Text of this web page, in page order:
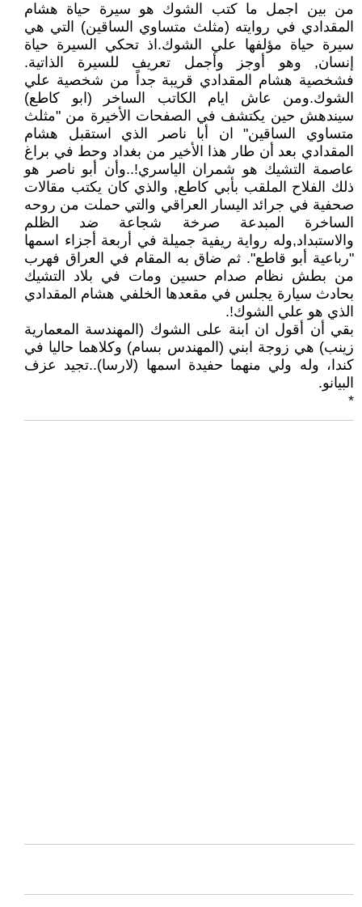
من بين اجمل ما كتب الشوك هو سيرة حياة هشام
المقدادي في روايته (مثلث متساوي الساقين) التي هي
سيرة حياة مؤلفها علي الشوك.اذ تحكي السيرة حياة
إنسان, وهو أوجز وأجمل تعريف للسيرة الذاتية.
فشخصية هشام المقدادي قريبة جداً من شخصية علي
الشوك.ومن عاش ايام الكاتب الساخر (ابو كاطع)
سيندهش حين يكتشف في الصفحات الأخيرة من "مثلث
متساوي الساقين" ان أبا ناصر الذي استقبل هشام
المقدادي بعد أن طار هذا الأخير من بغداد وحط في براغ
عاصمة التشيك هو شمران الياسري!..وأن أبو ناصر هو
ذلك الفلاح الملقب بأبي كاطع, والذي كان يكتب مقالات
صحفية في جرائد اليسار العراقي والتي حملت من روحه
الساخرة المبدعة صرخة شجاعة ضد الظلم
والاستبداد,وله رواية ريفية جميلة في أربعة أجزاء اسمها
"رباعية أبو قاطع". ثم ضاق به المقام في العراق فهرب
من بطش نظام صدام حسين ومات في بلاد التشيك
بحادث سيارة يجلس في مقعدها الخلفي هشام المقدادي
الذي هو علي الشوك!.
بقي أن أقول ان ابنة على الشوك (المهندسة المعمارية
زينب) هي زوجة ابني (المهندس بسام) وكلاهما حاليا في
كندا، وله ولي منهما حفيدة اسمها (لارسا)..تجيد عزف
البيانو.
*